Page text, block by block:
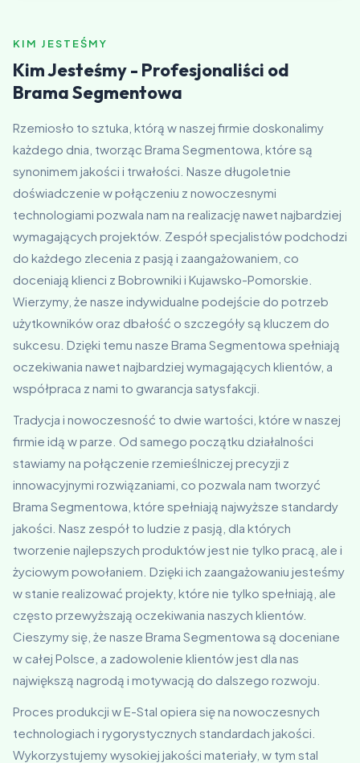
KIM JESTEŚMY
Kim Jesteśmy - Profesjonaliści od
Brama Segmentowa
Rzemiosło to sztuka, którą w naszej firmie doskonalimy
każdego dnia, tworząc Brama Segmentowa, które są
synonimem jakości i trwałości. Nasze długoletnie
doświadczenie w połączeniu z nowoczesnymi
technologiami pozwala nam na realizację nawet najbardziej
wymagających projektów. Zespół specjalistów podchodzi
do każdego zlecenia z pasją i zaangażowaniem, co
doceniają klienci z Bobrowniki i Kujawsko-Pomorskie.
Wierzymy, że nasze indywidualne podejście do potrzeb
użytkowników oraz dbałość o szczegóły są kluczem do
sukcesu. Dzięki temu nasze Brama Segmentowa spełniają
oczekiwania nawet najbardziej wymagających klientów, a
współpraca z nami to gwarancja satysfakcji.
Tradycja i nowoczesność to dwie wartości, które w naszej
firmie idą w parze. Od samego początku działalności
stawiamy na połączenie rzemieślniczej precyzji z
innowacyjnymi rozwiązaniami, co pozwala nam tworzyć
Brama Segmentowa, które spełniają najwyższe standardy
jakości. Nasz zespół to ludzie z pasją, dla których
tworzenie najlepszych produktów jest nie tylko pracą, ale i
życiowym powołaniem. Dzięki ich zaangażowaniu jesteśmy
w stanie realizować projekty, które nie tylko spełniają, ale
często przewyższają oczekiwania naszych klientów.
Cieszymy się, że nasze Brama Segmentowa są doceniane
w całej Polsce, a zadowolenie klientów jest dla nas
największą nagrodą i motywacją do dalszego rozwoju.
Proces produkcji w E-Stal opiera się na nowoczesnych
technologiach i rygorystycznych standardach jakości.
Wykorzystujemy wysokiej jakości materiały, w tym stal